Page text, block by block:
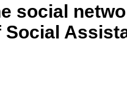
social
Social